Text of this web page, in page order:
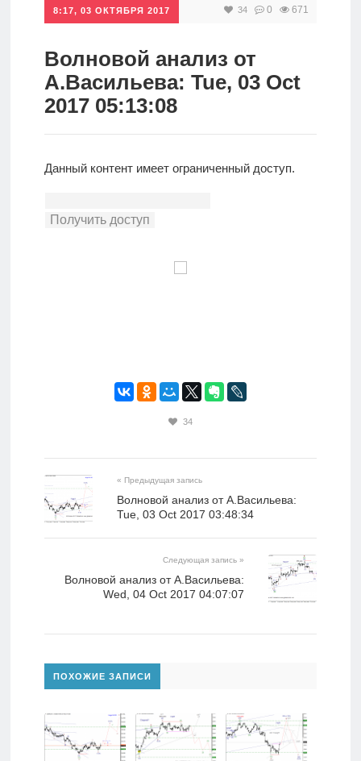
Инвестиции
Дивиденды
Волновой
8:17, 03 ОКТЯБРЯ 2017 34 0 671
Волновой анализ от
А.Васильева: Tue, 03 Oct
2017 05:13:08
Данный контент имеет ограниченный доступ.
34
« Предыдущая запись
Волновой анализ от А.Васильева:
Tue, 03 Oct 2017 03:48:34
Следующая запись »
Волновой анализ от А.Васильева:
Wed, 04 Oct 2017 04:07:07
ПОХОЖИЕ ЗАПИСИ